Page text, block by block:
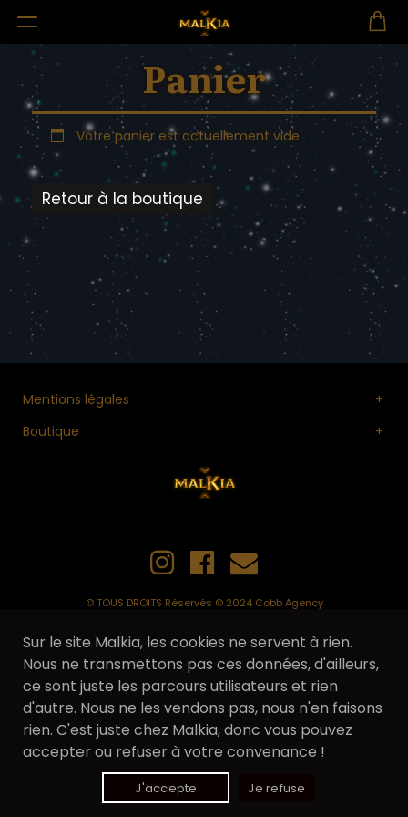
Panier
Votre panier est actuellement vide.
Retour à la boutique
Mentions légales
Conditions générales
Politique de Confidentialité
Boutique
© TOUS DROITS Réservés © 2024 Cobb Agency
Sur le site Malkia, les cookies ne servent à rien.
Nous ne transmettons pas ces données, d'ailleurs,
ce sont juste les parcours utilisateurs et rien
d'autre. Nous ne les vendons pas, nous n'en faisons
rien. C'est juste chez Malkia, donc vous pouvez
accepter ou refuser à votre convenance !
J'accepte Je refuse